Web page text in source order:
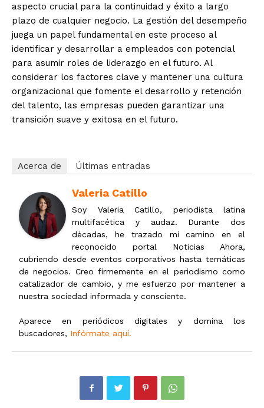
aspecto crucial para la continuidad y éxito a largo
plazo de cualquier negocio. La gestión del desempeño
juega un papel fundamental en este proceso al
identificar y desarrollar a empleados con potencial
para asumir roles de liderazgo en el futuro. Al
considerar los factores clave y mantener una cultura
organizacional que fomente el desarrollo y retención
del talento, las empresas pueden garantizar una
transición suave y exitosa en el futuro.
Acerca de Últimas entradas
Valeria Catillo
Soy Valeria Catillo, periodista latina
multifacética y audaz. Durante dos
décadas, he trazado mi camino en el
reconocido portal Noticias Ahora,
cubriendo desde eventos corporativos hasta temáticas
de negocios. Creo firmemente en el periodismo como
catalizador de cambio, y me esfuerzo por mantener a
nuestra sociedad informada y consciente.
Aparece en periódicos digitales y domina los
buscadores, Infórmate aquí.